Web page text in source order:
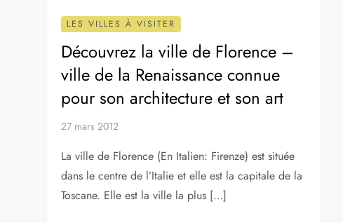
LES VILLES À VISITER
Découvrez la ville de Florence –
ville de la Renaissance connue
pour son architecture et son art
27 mars 2012
La ville de Florence (En Italien: Firenze) est située
dans le centre de l’Italie et elle est la capitale de la
Toscane. Elle est la ville la plus […]